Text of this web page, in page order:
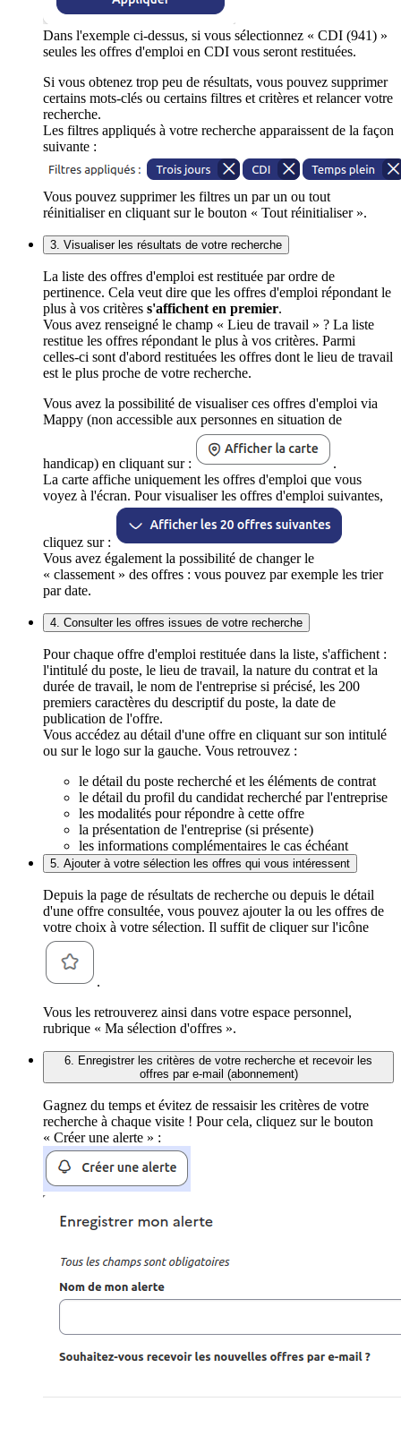
Dans l'exemple ci-dessus, si vous sélectionnez « CDI (941) »
seules les offres d'emploi en CDI vous seront restituées.
Si vous obtenez trop peu de résultats, vous pouvez supprimer
certains mots-clés ou certains filtres et critères et relancer votre
recherche.
Les filtres appliqués à votre recherche apparaissent de la façon
suivante :
Vous pouvez supprimer les filtres un par un ou tout
réinitialiser en cliquant sur le bouton « Tout réinitialiser ».
3. Visualiser les résultats de votre recherche
La liste des offres d'emploi est restituée par ordre de
pertinence. Cela veut dire que les offres d'emploi répondant le
plus à vos critères s'affichent en premier.
Vous avez renseigné le champ « Lieu de travail » ? La liste
restitue les offres répondant le plus à vos critères. Parmi
celles-ci sont d'abord restituées les offres dont le lieu de travail
est le plus proche de votre recherche.
Vous avez la possibilité de visualiser ces offres d'emploi via
Mappy (non accessible aux personnes en situation de
handicap) en cliquant sur :
.
La carte affiche uniquement les offres d'emploi que vous
voyez à l'écran. Pour visualiser les offres d'emploi suivantes,
cliquez sur :
Vous avez également la possibilité de changer le
« classement » des offres : vous pouvez par exemple les trier
par date.
4. Consulter les offres issues de votre recherche
Pour chaque offre d'emploi restituée dans la liste, s'affichent :
l'intitulé du poste, le lieu de travail, la nature du contrat et la
durée de travail, le nom de l'entreprise si précisé, les 200
premiers caractères du descriptif du poste, la date de
publication de l'offre.
Vous accédez au détail d'une offre en cliquant sur son intitulé
ou sur le logo sur la gauche. Vous retrouvez :
le détail du poste recherché et les éléments de contrat
le détail du profil du candidat recherché par l'entreprise
les modalités pour répondre à cette offre
la présentation de l'entreprise (si présente)
les informations complémentaires le cas échéant
5. Ajouter à votre sélection les offres qui vous intéressent
Depuis la page de résultats de recherche ou depuis le détail
d'une offre consultée, vous pouvez ajouter la ou les offres de
votre choix à votre sélection. Il suffit de cliquer sur l'icône
.
Vous les retrouverez ainsi dans votre espace personnel,
rubrique « Ma sélection d'offres ».
6. Enregistrer les critères de votre recherche et recevoir les
offres par e-mail (abonnement)
Gagnez du temps et évitez de ressaisir les critères de votre
recherche à chaque visite ! Pour cela, cliquez sur le bouton
« Créer une alerte » :